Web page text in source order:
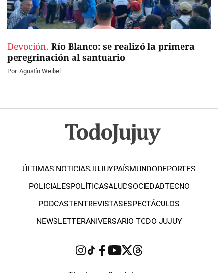
Devoción. Río Blanco: se realizó la primera
peregrinación al santuario
Por Agustín Weibel
ÚLTIMAS NOTICIASJUJUYPAÍSMUNDODEPORTES
POLICIALESPOLÍTICASALUDSOCIEDADTECNO
PODCASTENTREVISTASESPECTÁCULOS
NEWSLETTERANIVERSARIO TODO JUJUY